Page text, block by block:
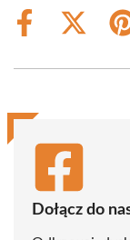
Share
Share
(Twitter)
Dołącz do